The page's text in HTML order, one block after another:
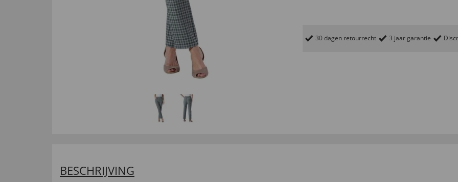
30 dagen retourrecht 3 jaar garantie
BESCHRIJVING